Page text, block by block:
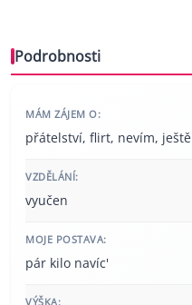
Podrobnosti
MÁM ZÁJEM O:
přátelství, flirt, nevím,
VZDĚLÁNÍ:
vyučen
MOJE POSTAVA:
pár kilo navíc'
VÝŠKA: